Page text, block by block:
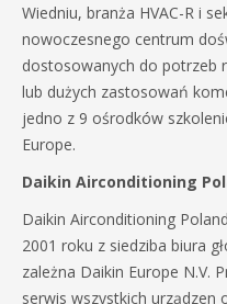
Wiedniu, branża HVAC-R i
nowoczesnego centrum
dostosowanych do potrzeb
lub dużych zastosowań
jedno z 9 ośrodków
Europe.
Daikin Airconditioning
Daikin Airconditioning
2001 roku z siedziba biura
zależna Daikin Europe N.V.
serwis wszystkich urządzen